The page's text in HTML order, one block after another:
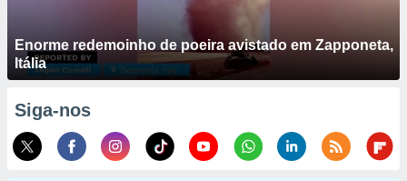
Enorme redemoinho de poeira avistado em Zapponeta,
Itália
Siga-nos